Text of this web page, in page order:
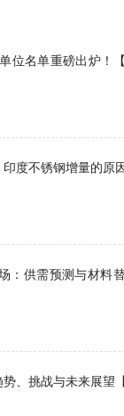
国、秘鲁、智
政策以及影响
供应国及消费
位名单重磅出炉！
度不锈钢增量的原
：供需预测与材料
、挑战与未来展望